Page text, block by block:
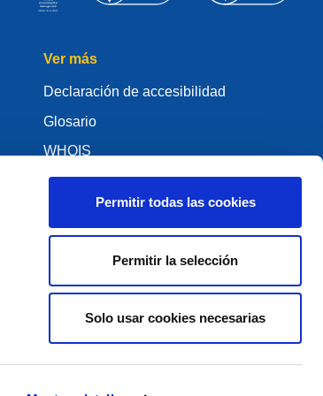
Permitir todas las cookies
Permitir la selección
Solo usar cookies necesarias
Ver más
Declaración de accesibilidad
Glosario
WHOIS
My .eu